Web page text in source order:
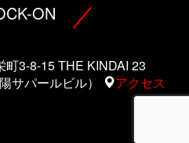
ON
3-8-15 THE KINDAI 23
サパールビル）
アクセス